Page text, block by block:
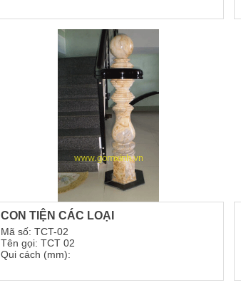
CON TIỆN CÁC LOẠI
Mã số: TCT-02
Tên gọi: TCT 02
Qui cách (mm):